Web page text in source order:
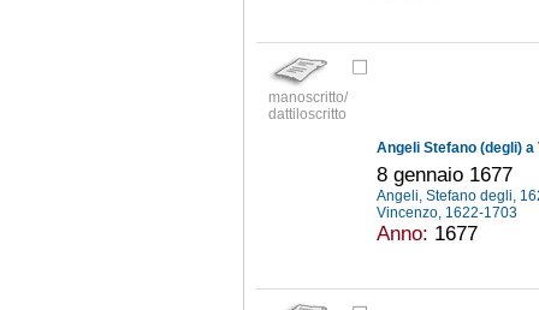
manoscritto/
dattiloscritto
Angeli Stefano (degli)
8 gennaio 1677
Angeli, Stefano degli,
Vincenzo, 1622-1703
Anno: 1677